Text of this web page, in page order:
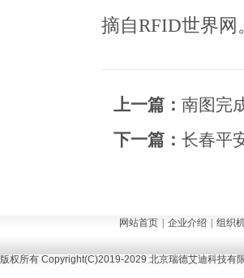
摘自RFID世界网
上一篇： 南图完
下一篇： 长春平
网站首页 企业介绍 组织
版权所有 Copyright(C)2019-2029 北京瑞德艾迪科技